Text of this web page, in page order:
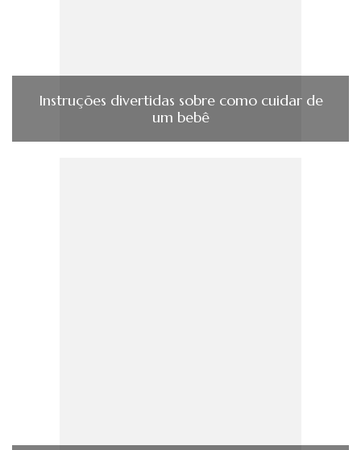
Instruções divertidas sobre como cuidar de
um bebê